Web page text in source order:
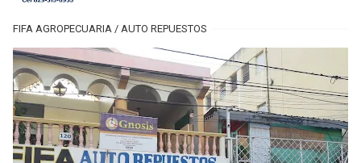
FIFA AGROPECUARIA / AUTO REPUESTOS